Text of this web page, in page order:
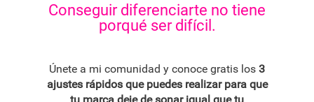
BLOG
Conseguir diferenciarte no tiene
porqué ser difícil.
Únete a mi comunidad y conoce gratis los 3
ajustes rápidos que puedes realizar para que
tu marca deje de sonar igual que tu